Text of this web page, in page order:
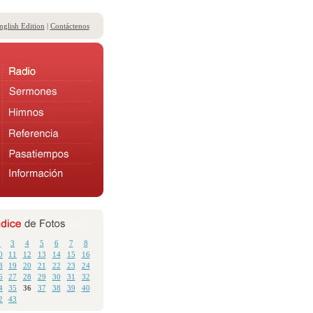
Edition | Contáctenos
3 4 5 6 7
8
11 12 13 14 15
16
19 20 21 22 23
24
27 28 29 30 31
32
35 36 37 38 39
40
43